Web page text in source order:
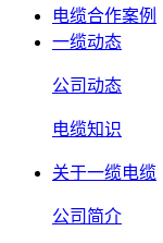
电缆合作案例
一缆动态
公司动态
电缆知识
关于一缆电缆
公司简介